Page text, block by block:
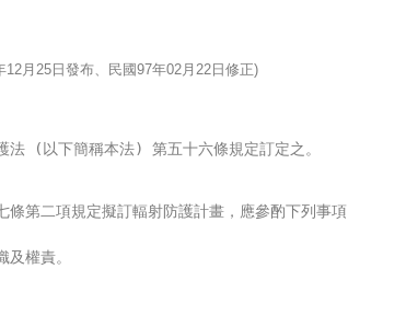
12月 25日發布、 民國97年02月 22日修正)
條第二項規定擬訂輻射防護計畫，應參酌下列事項
權責。